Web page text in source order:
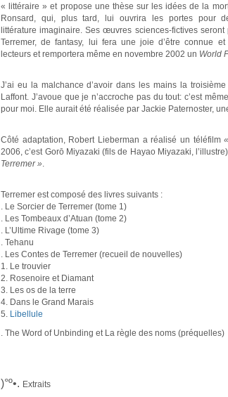
« littéraire » et propose une thèse sur les idées de la
Ronsard, qui, plus tard, lui ouvrira les portes pour
littérature imaginaire. Ses œuvres sciences-fictives
Terremer, de fantasy, lui fera une joie d’être connue
lecteurs et remportera même en novembre 2002 un World
J’ai eu la malchance d’avoir dans les mains la
Laffont. J’avoue que je n’accroche pas du tout: c’est
pour moi. Elle aurait été réalisée par Jackie Paternoster,
Côté adaptation, Robert Lieberman a réalisé un téléfilm
2006, c’est Gorō Miyazaki (fils de Hayao Miyazaki,
Terremer ».
Terremer est composé des livres suivants :
. Le Sorcier de Terremer (tome 1)
. Les Tombeaux d’Atuan (tome 2)
. L’Ultime Rivage (tome 3)
. Tehanu
. Les Contes de Terremer (recueil de nouvelles)
1. Le trouvier
2. Rosenoire et Diamant
3. Les os de la terre
4. Dans le Grand Marais
5. Libellule
. The Word of Unbinding et La règle des noms (préquelles)
)°º•. Extraits